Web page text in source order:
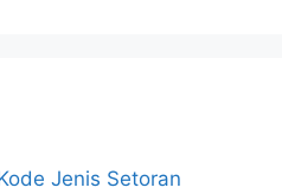
Jenis Setoran